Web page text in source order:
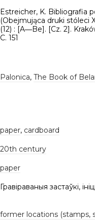
Estreicher, K. Bibliografia
(Obejmująca druki stóleci
(12) : [A―Be]. [Cz. 2].
C. 151
Palonica, The Book of
paper, cardboard
20th century
paper
Гравіраваныя застаўкі,
former locations (stamps,